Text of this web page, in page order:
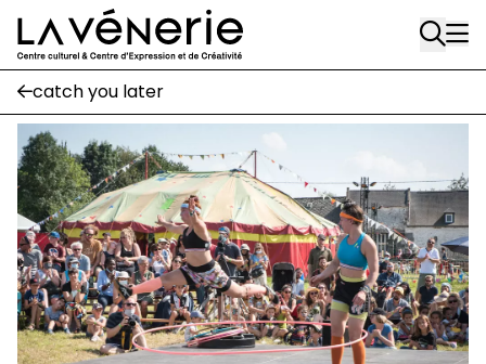
Aller au contenu principal
Rue Gratès, 3
1170 Watermael-Boitsfort
02 663 85 50
Écuries
Place Gilson, 3
1170 Watermael-Boitsfort
02 663 85 50
suivez-nous
Journal Vénerie- version papier
Newsletter
catch you later